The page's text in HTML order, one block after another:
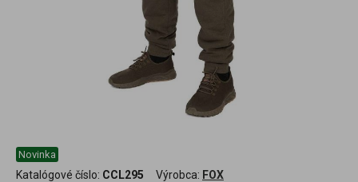
Novinka
Katalógové číslo: CCL295 Výrobca: FOX